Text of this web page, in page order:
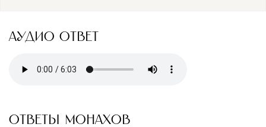
АУДИО ОТВЕТ
ОТВЕТЫ МОНАХОВ